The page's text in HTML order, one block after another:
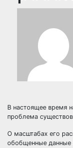
В настоящее время
проблема
О масштабах его
обобщенные данные